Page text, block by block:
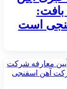
بافت:
است